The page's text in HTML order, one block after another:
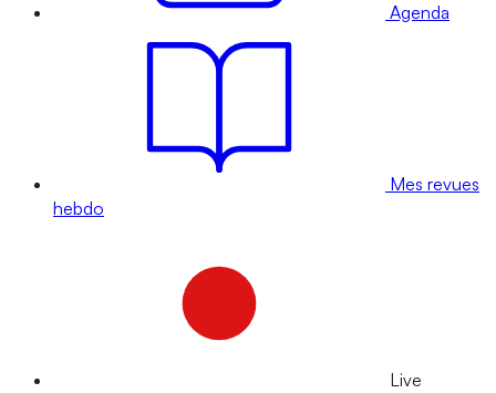
Agenda
Mes revues
hebdo
Live